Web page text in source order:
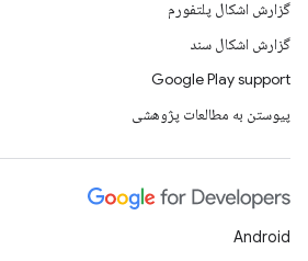
گزارش اشکال پلتفورم
گزارش اشکال سند
Google Play support
پیوستن به مطالعات پژوهشی
Android